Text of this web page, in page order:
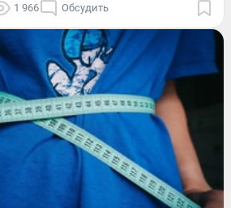
1 966 Обсудить